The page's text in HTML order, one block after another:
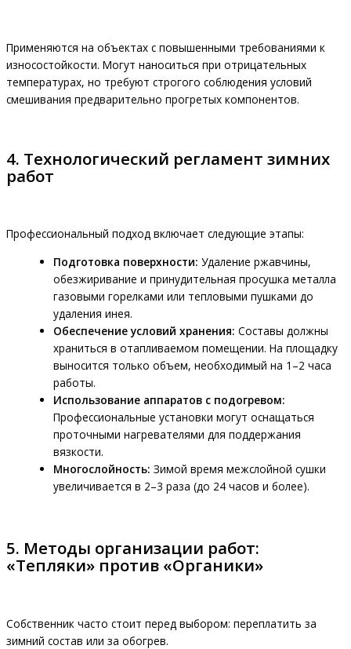
Применяются на объектах с повышенными требованиями к
износостойкости. Могут наноситься при отрицательных
температурах, но требуют строгого соблюдения условий
смешивания предварительно прогретых компонентов.
4. Технологический регламент зимних
работ
Профессиональный подход включает следующие этапы:
Подготовка поверхности: Удаление ржавчины,
обезжиривание и принудительная просушка металла
газовыми горелками или тепловыми пушками до
удаления инея.
Обеспечение условий хранения: Составы должны
храниться в отапливаемом помещении. На площадку
выносится только объем, необходимый на 1–2 часа
работы.
Использование аппаратов с подогревом:
Профессиональные установки могут оснащаться
проточными нагревателями для поддержания
вязкости.
Многослойность: Зимой время межслойной сушки
увеличивается в 2–3 раза (до 24 часов и более).
5. Методы организации работ:
«Тепляки» против «Органики»
Собственник часто стоит перед выбором: переплатить за
зимний состав или за обогрев.